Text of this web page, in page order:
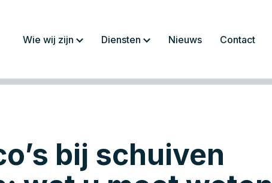
Wie wij zijn
Werken bij
Diensten
Salaris en personeel
Nieuws Contact
bij schuiven